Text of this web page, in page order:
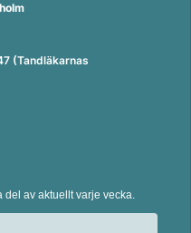
(Tandläkarnas
del av aktuellt varje vecka.